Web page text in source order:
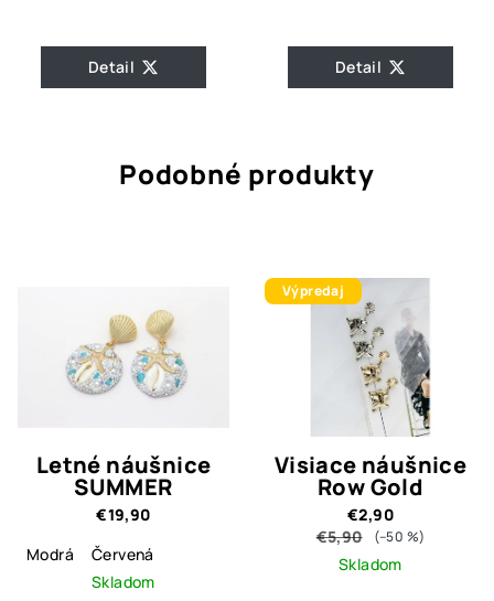
Detail Detail
Podobné produkty
Letné náušnice
SUMMER
€19,90
Modrá
Červená
Skladom
Výpredaj
Visiace náušnice
Row Gold
€2,90
€5,90
(–50 %)
Skladom